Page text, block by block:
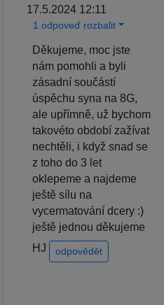
17.5.2024 12:11
1 odpoveď rozbalit
Děkujeme, moc jste
nám pomohli a byli
zásadní součástí
úspěchu syna na 8G,
ale upřímně, už bychom
takovéto období zažívat
nechtěli, i když snad se
z toho do 3 let
oklepeme a najdeme
ještě sílu na
vycermatování dcery :)
ještě jednou děkujeme
HJ
odpovědět